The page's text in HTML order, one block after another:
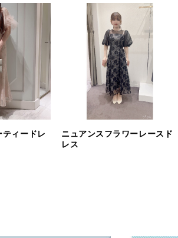
ィードレ
ニュアンスフラワーレースド
レス